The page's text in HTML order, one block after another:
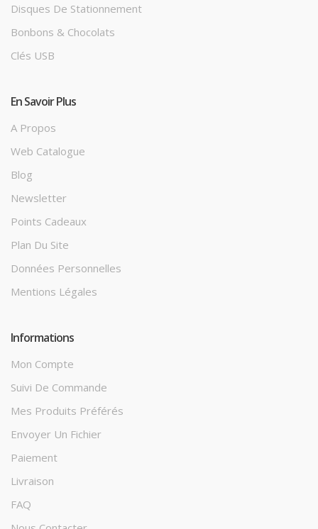
Disques De Stationnement
Bonbons & Chocolats
Clés USB
En Savoir Plus
A Propos
Web Catalogue
Blog
Newsletter
Points Cadeaux
Plan Du Site
Données Personnelles
Mentions Légales
Informations
Mon Compte
Suivi De Commande
Mes Produits Préférés
Envoyer Un Fichier
Paiement
Livraison
FAQ